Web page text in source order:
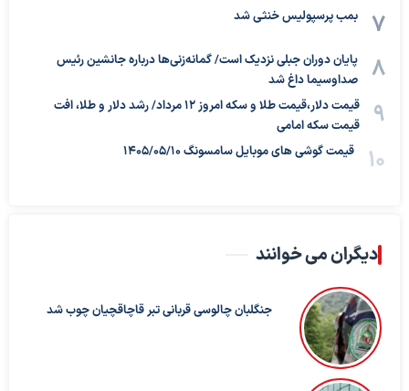
بمب پرسپولیس خنثی شد
پایان دوران جبلی نزدیک است/ گمانه‌زنی‌ها درباره جانشین رئیس
صداوسیما داغ شد
قیمت دلار،قیمت طلا و سکه امروز ۱۲ مرداد/ رشد دلار و طلا، افت
قیمت سکه امامی
قیمت گوشی های موبایل سامسونگ 1405/05/10
دیگران می خوانند
جنگلبان چالوسی قربانی تبر قاچاقچیان چوب شد